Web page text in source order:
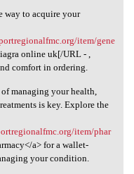
free way to
way to acquire your
item/gene
online uk[/URL - ,
comfort in ordering.
managing your health,
is key. Explore the
item/phar
a> for a wallet-
your condition.